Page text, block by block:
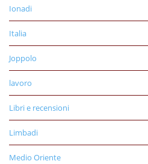
Ionadi
Italia
Joppolo
lavoro
Libri e recensioni
Limbadi
Medio Oriente